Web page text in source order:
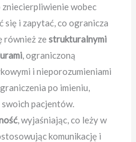
wobec
się i zapytać, co ogranicza
również zestrukturalnymi
, ograniczoną
i nieporozumieniami
po imieniu,
pacjentów.
, wyjaśniając, co leży w
komunikację i